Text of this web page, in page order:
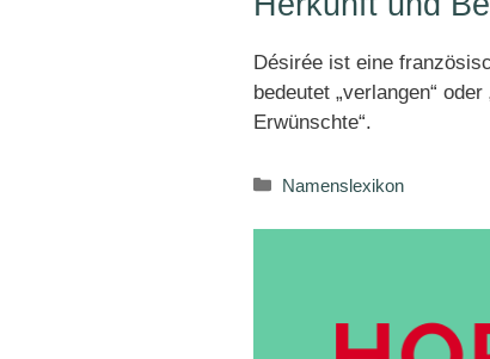
Désirée ist eine
bedeutet „verlangen“
Erwünschte“.
Kategorien
Namenslexikon